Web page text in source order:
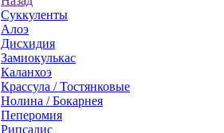
Суккуленты
Алоэ
Дисхидия
Замиокулькас
Каланхоэ
Крассула / Тостянковые
Нолина / Бокарнея
Пеперомия
Рипсалис